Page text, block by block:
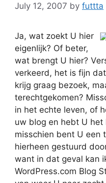
July 12, 2007 by futtta
Ja, wat zoekt U hier
eigenlijk? Of beter,
wat brengt U hier?
verkeerd, het is fijn
krijg graag bezoek,
terechtgekomen?
in het echte leven, of
uw blog en hebt U het
misschien bent U een
hierheen gestuurd
want in dat geval kan
WordPress.com Blog